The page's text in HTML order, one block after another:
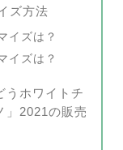
ズ方法
イズは？
イズは？
うホワイトチ
」2021の販売